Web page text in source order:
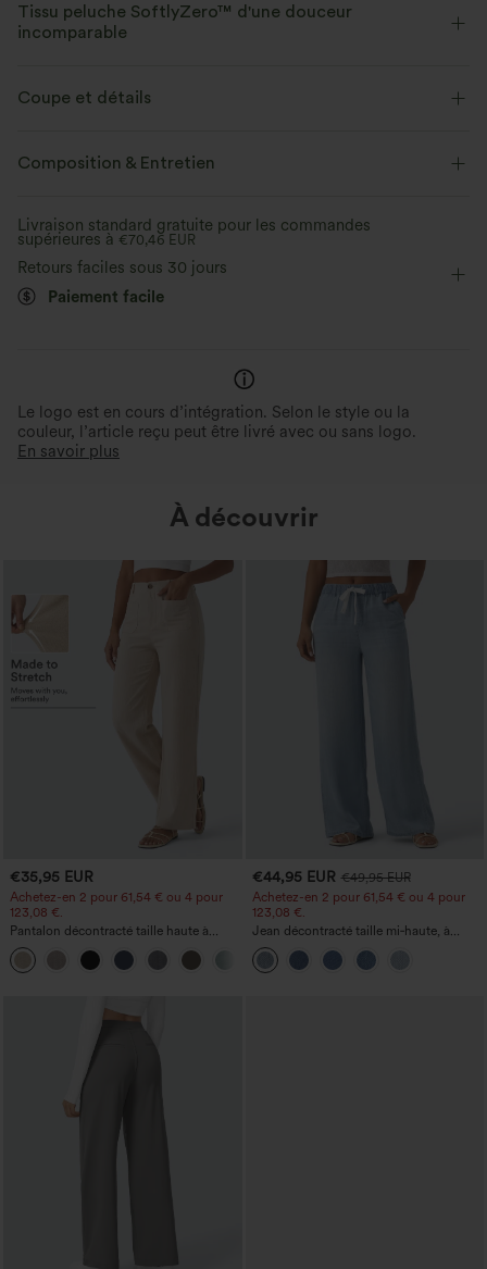
Accès facile Easy Peasy
rapide aux toilettes.
Confectionné en microfibres
brossé double pour une
Tissu peluche SoftlyZero™ d'une douceur
incomparable
respirant pour un port tout au long de la journée.
Coupe et détails
Près du corps Easy Peezy
Sans manches Haute élasticité
Composition & Entretien
Livraison standard gratuite pour les commandes
supérieures à €70,46 EUR
Retours faciles sous 30 jours
Paiement facile
Le logo est en cours d’intégration. Selon le style ou la
couleur, l’article reçu peut être livré avec ou sans logo.
En savoir plus
À découvrir
€35,95 EUR
Achetez-en 2 pour 61,54 € ou 4 pour
123,08 €.
Pantalon décontracté taille haute à
jambe droite, effet lin, avec poches
+5
€44,95 EUR €49,95 EUR
Achetez-en 2 pour 61,54 € ou 4 pour
123,08 €.
Jean décontracté taille mi‑haute, à
cordon de serrage, avec poches